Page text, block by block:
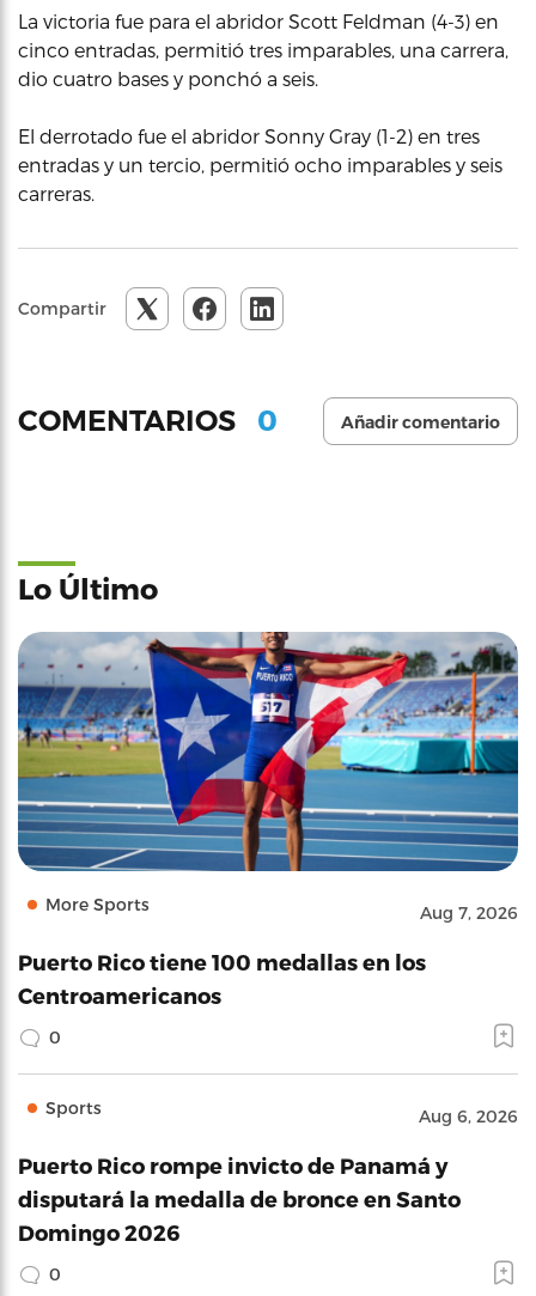
La victoria fue para el abridor Scott Feldman (4-3) en
cinco entradas, permitió tres imparables, una carrera,
dio cuatro bases y ponchó a seis.
El derrotado fue el abridor Sonny Gray (1-2) en tres
entradas y un tercio, permitió ocho imparables y seis
carreras.
Compartir
COMENTARIOS 0 Añadir comentario
Lo Último
More Sports Aug 7, 2026
Puerto Rico tiene 100 medallas en los
Centroamericanos
0
Sports Aug 6, 2026
Puerto Rico rompe invicto de Panamá y
disputará la medalla de bronce en Santo
Domingo 2026
0